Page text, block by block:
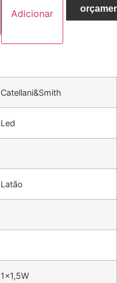
Adicionar
Catellani&Smith
Led
Latão
1×1,5W